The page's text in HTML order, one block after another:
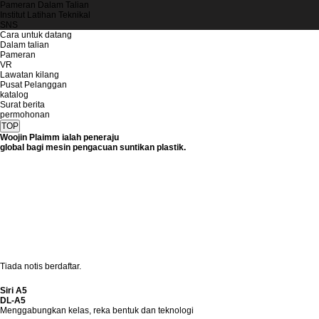
Pameran Dalam Talian
Institut Latihan Teknikal
SNS
Cara untuk datang
Dalam talian
Pameran
VR
Lawatan kilang
Pusat Pelanggan
katalog
Surat berita
permohonan
TOP
Woojin Plaimm ialah peneraju
global bagi mesin pengacuan suntikan plastik.
Tiada notis berdaftar.
Siri A5
DL-A5
Menggabungkan kelas, reka bentuk dan teknologi